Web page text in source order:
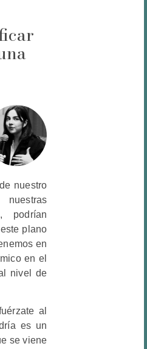
nuestro
podrían
plano
en
en el
nivel de
al
es un
se viene